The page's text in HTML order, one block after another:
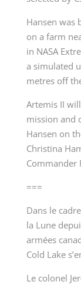
Hansen was
on a farm
in NASA
a simulated
metres off
Artemis II
mission and
Hansen on
Christina
Commander
===
Dans le
la Lune
armées
Cold Lake
Le colonel